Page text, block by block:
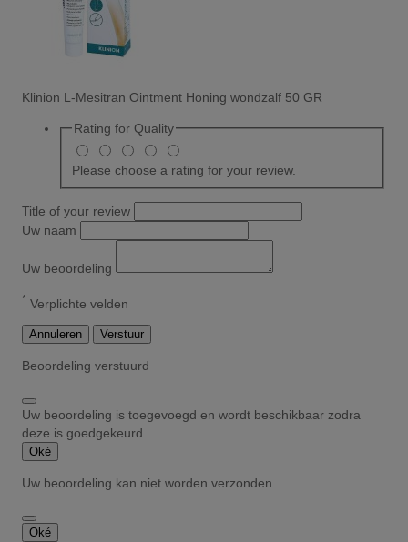
Klinion L-Mesitran Ointment Honing wondzalf 50 GR
Rating for Quality
Please choose a rating for your review.
Title of your review
Uw naam
Uw beoordeling
* Verplichte velden
Annuleren Verstuur
Beoordeling verstuurd
Uw beoordeling is toegevoegd en wordt beschikbaar zodra
deze is goedgekeurd.
Oké
Uw beoordeling kan niet worden verzonden
Oké